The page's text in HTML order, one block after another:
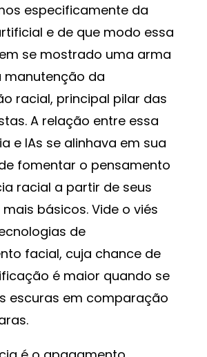
especificamente da
e de que modo essa
se mostrado uma arma
da
racial, principal pilar das
A relação entre essa
e IAs se alinhava em sua
fomentar o pensamento
racial a partir de seus
básicos. Vide o viés
de
facial, cuja chance de
é maior quando se
escuras em comparação